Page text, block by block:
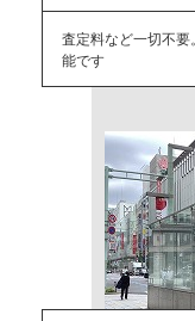
査定料など一切不
能です